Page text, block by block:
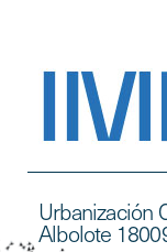
Urbanización
Albolote